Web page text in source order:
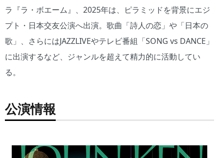
ラ『ラ・ボエーム』、2025年は、ピラミッドを背景にエジ
プト・日本交友公演へ出演。歌曲「詩人の恋」や「日本の
歌」、さらにはJAZZLIVEやテレビ番組「SONG vs DANCE」
に出演するなど、ジャンルを超えて精力的に活動してい
る。
公演情報